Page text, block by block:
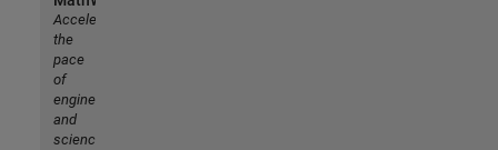
Accelerating
the
pace
of
engineering
and
science